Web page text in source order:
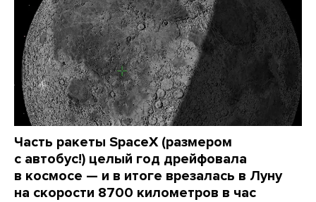
Часть ракеты SpaceX (размером
с автобус!) целый год дрейфовала
в космосе — и в итоге врезалась в Луну
на скорости 8700 километров в час